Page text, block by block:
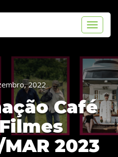
Toggle
2022
Café
2023